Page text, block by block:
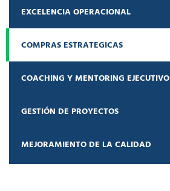
EXCELENCIA OPERACIONAL
COMPRAS ESTRATEGICAS
COACHING Y MENTORING EJECUTIVO
GESTIÓN DE PROYECTOS
MEJORAMIENTO DE LA CALIDAD